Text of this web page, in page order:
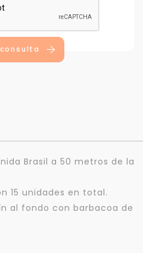
Brasil a 50 metros de la
15 unidades en total.
al fondo con barbacoa de